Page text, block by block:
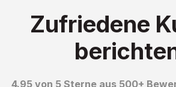
Zufriedene
4.95 von 5 Sterne aus 500+